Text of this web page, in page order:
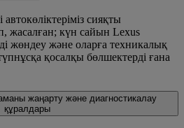
сияқты
жасалған; күн сайын Lexus
жөндеу және оларға техникалық
қосалқы бөлшектерді ғана
жаңарту және диагностикалау
құралдары